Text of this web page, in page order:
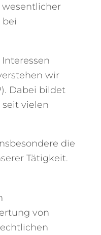
wir
Dabei bildet
vielen
die
Tätigkeit.
von